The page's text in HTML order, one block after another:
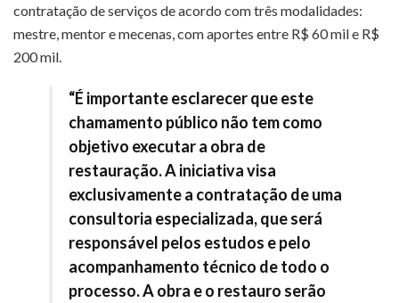
contratação de serviços de acordo com três modalidades:
mestre, mentor e mecenas, com aportes entre R$ 60 mil e R$
200 mil.
“É importante esclarecer que este
chamamento público não tem como
objetivo executar a obra de
restauração. A iniciativa visa
exclusivamente a contratação de uma
consultoria especializada, que será
responsável pelos estudos e pelo
acompanhamento técnico de todo o
processo. A obra e o restauro serão